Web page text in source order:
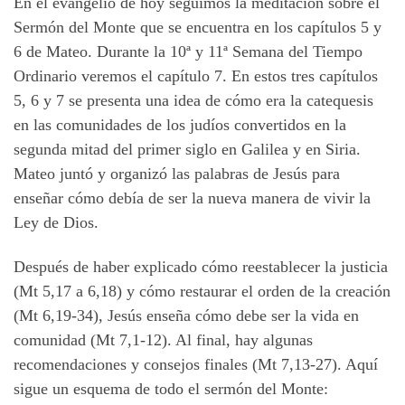
Sermón del Monte que se encuentra en los capítulos 5 y
6 de Mateo. Durante la 10ª y 11ª Semana del Tiempo
Ordinario veremos el capítulo 7. En estos tres capítulos
5, 6 y 7 se presenta una idea de cómo era la catequesis
en las comunidades de los judíos convertidos en la
segunda mitad del primer siglo en Galilea y en Siria.
Mateo juntó y organizó las palabras de Jesús para
enseñar cómo debía de ser la nueva manera de vivir la
Ley de Dios.
Después de haber explicado cómo reestablecer la justicia
(Mt 5,17 a 6,18) y cómo restaurar el orden de la creación
(Mt 6,19-34), Jesús enseña cómo debe ser la vida en
comunidad (Mt 7,1-12). Al final, hay algunas
recomendaciones y consejos finales (Mt 7,13-27). Aquí
sigue un esquema de todo el sermón del Monte: